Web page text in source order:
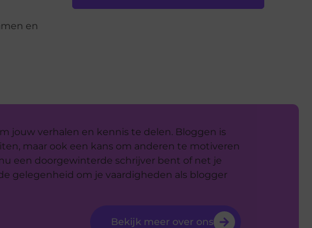
en
jouw verhalen en kennis te delen. Bloggen is
maar ook een kans om anderen te motiveren
een doorgewinterde schrijver bent of net je
gelegenheid om je vaardigheden als blogger
Bekijk meer over ons